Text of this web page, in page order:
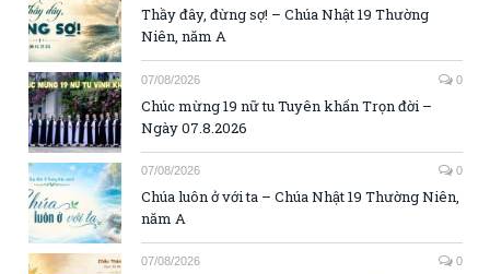
Thầy đây, đừng sợ! – Chúa Nhật 19 Thường
Niên, năm A
07/08/2026 0
Chúc mừng 19 nữ tu Tuyên khấn Trọn đời –
Ngày 07.8.2026
07/08/2026 0
Chúa luôn ở với ta – Chúa Nhật 19 Thường Niên,
năm A
07/08/2026 0